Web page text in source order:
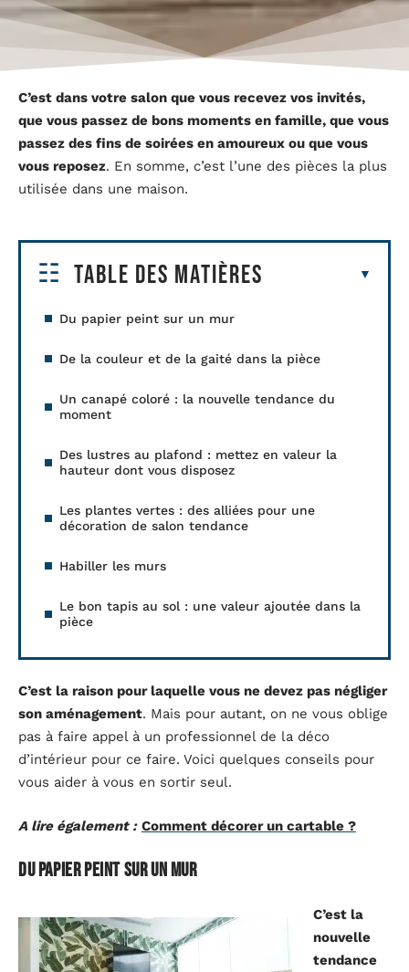
C’est dans votre salon que vous recevez vos invités,
que vous passez de bons moments en famille, que vous
passez des fins de soirées en amoureux ou que vous
vous reposez. En somme, c’est l’une des pièces la plus
utilisée dans une maison.
Table des matières
Du papier peint sur un mur
De la couleur et de la gaité dans la pièce
Un canapé coloré : la nouvelle tendance du
moment
Des lustres au plafond : mettez en valeur la
hauteur dont vous disposez
Les plantes vertes : des alliées pour une
décoration de salon tendance
Habiller les murs
Le bon tapis au sol : une valeur ajoutée dans la
pièce
C’est la raison pour laquelle vous ne devez pas négliger
son aménagement. Mais pour autant, on ne vous oblige
pas à faire appel à un professionnel de la déco
d’intérieur pour ce faire. Voici quelques conseils pour
vous aider à vous en sortir seul.
A lire également : Comment décorer un cartable ?
Du papier peint sur un mur
C’est la
nouvelle
tendance